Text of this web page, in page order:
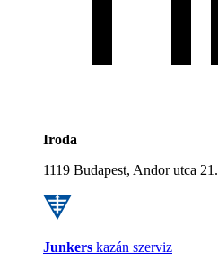
Iroda
1119 Budapest, Andor utca 21.
Junkers kazán szerviz